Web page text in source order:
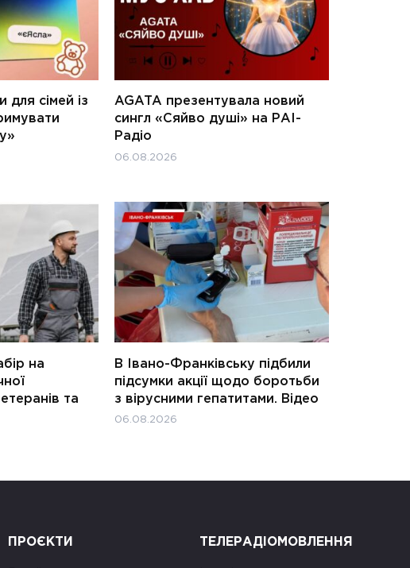
для сімей із
AGATA презентувала новий
сингл «Сяйво душі» на РАІ-
Радіо
06.08.2026
на
та
В Івано-Франківську підбили
підсумки акції щодо боротьби
з вірусними гепатитами. Відео
06.08.2026
ПРОЄКТИ ТЕЛЕРАДІОМОВЛЕННЯ